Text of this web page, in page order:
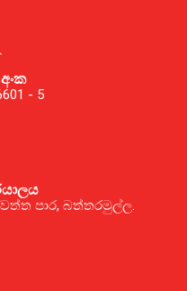
- 5
පාර, බත්තරමුල්ල.